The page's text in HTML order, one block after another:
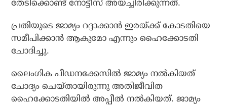
തേടിക്കൊണ്ട് നോട്ടീസ് അയച്ചിരിക്കുന്നത്.
പ്രതിയുടെ ജാമ്യം റദ്ദാക്കാന്‍ ഇരയ്ക്ക് കോടതിയെ
സമീപിക്കാന്‍ ആകുമോ എന്നും ഹൈക്കോടതി
ചോദിച്ചു.
ലൈംഗിക പീഡനക്കേസില്‍ ജാമ്യം നല്‍കിയത്
ചോദ്യം ചെയ്തായിരുന്നു അതിജീവിത
ഹൈക്കോടതിയില്‍ അപ്പീല്‍ നല്‍കിയത്. ജാമ്യം